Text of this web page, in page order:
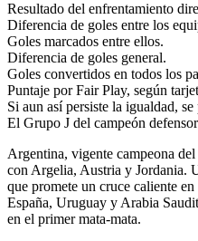
Resultado del enfrentamiento
Diferencia de goles entre los
Goles marcados entre ellos.
Diferencia de goles general.
Goles convertidos en todos los
Puntaje por Fair Play, según
Si aun así persiste la igualdad,
El Grupo J del campeón defensor
Argentina, vigente campeona
con Argelia, Austria y Jordania.
que promete un cruce caliente
España, Uruguay y Arabia
en el primer mata-mata.